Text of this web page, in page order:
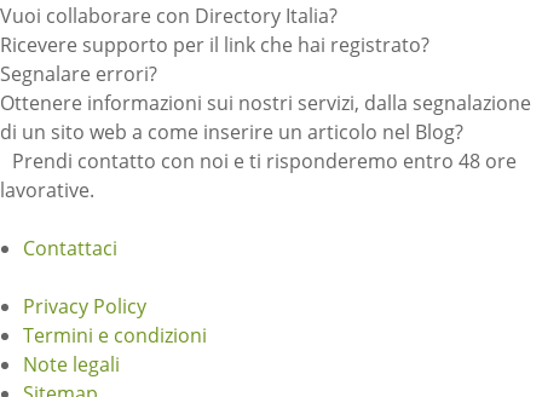
Vuoi collaborare con Directory Italia?
Ricevere supporto per il link che hai registrato?
Segnalare errori?
Ottenere informazioni sui nostri servizi, dalla segnalazione
di un sito web a come inserire un articolo nel Blog?
Prendi contatto con noi e ti risponderemo entro 48 ore
lavorative.
Contattaci
Privacy Policy
Termini e condizioni
Note legali